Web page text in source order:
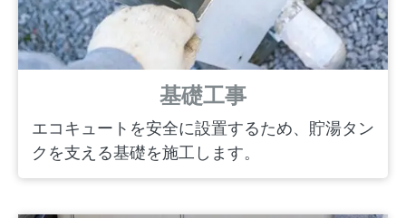
基礎工事
エコキュートを安全に設置するため、貯湯タン
クを支える基礎を施工します。